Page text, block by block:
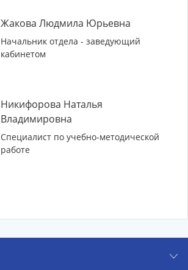
Жакова Людмила Юрьевна
Начальник отдела - заведующий
кабинетом
Никифорова Наталья
Владимировна
Специалист по учебно-методической
работе